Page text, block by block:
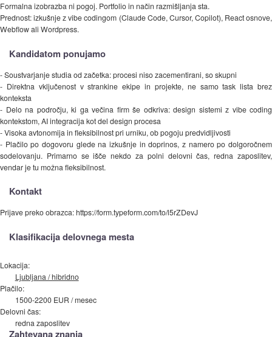
Formalna izobrazba ni pogoj. Portfolio in način razmišljanja sta.
Prednost: izkušnje z vibe codingom (Claude Code, Cursor, Copilot), React osnove,
Webflow ali Wordpress.
Kandidatom ponujamo
- Soustvarjanje studia od začetka: procesi niso zacementirani, so skupni
- Direktna vključenost v strankine ekipe in projekte, ne samo task lista brez
konteksta
- Delo na področju, ki ga večina firm še odkriva: design sistemi z vibe coding
kontekstom, AI integracija kot del design procesa
- Visoka avtonomija in fleksibilnost pri urniku, ob pogoju predvidljivosti
- Plačilo po dogovoru glede na izkušnje in doprinos, z namero po dolgoročnem
sodelovanju. Primarno se išče nekdo za polni delovni čas, redna zaposlitev,
vendar je tu možna fleksibilnost.
Kontakt
Prijave preko obrazca: https://form.typeform.com/to/l5rZDevJ
Klasifikacija delovnega mesta
Lokacija:
Ljubljana / hibridno
Plačilo:
1500-2200 EUR / mesec
Delovni čas:
redna zaposlitev
Zahtevana znanja